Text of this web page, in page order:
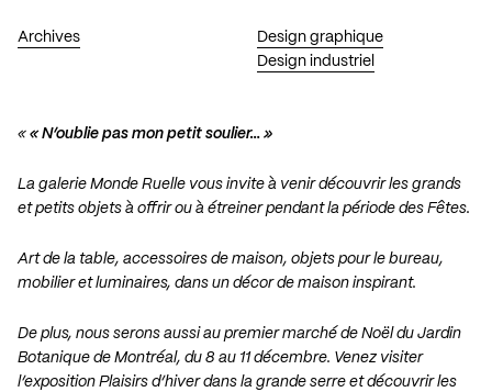
Archives
Design graphique
Design industriel
« « N’oublie pas mon petit soulier… »
La galerie Monde Ruelle vous invite à venir découvrir les grands
et petits objets à offrir ou à étreiner pendant la période des Fêtes.
Art de la table, accessoires de maison, objets pour le bureau,
mobilier et luminaires, dans un décor de maison inspirant.
De plus, nous serons aussi au premier marché de Noël du Jardin
Botanique de Montréal, du 8 au 11 décembre. Venez visiter
l’exposition Plaisirs d’hiver dans la grande serre et découvrir les